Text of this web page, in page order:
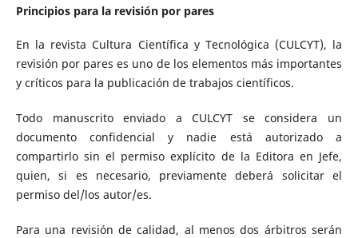
Principios para la revisión por pares
En la revista Cultura Científica y Tecnológica (CULCYT), la
revisión por pares es uno de los elementos más importantes
y críticos para la publicación de trabajos científicos.
Todo manuscrito enviado a CULCYT se considera un
documento confidencial y nadie está autorizado a
compartirlo sin el permiso explícito de la Editora en Jefe,
quien, si es necesario, previamente deberá solicitar el
permiso del/los autor/es.
Para una revisión de calidad, al menos dos árbitros serán